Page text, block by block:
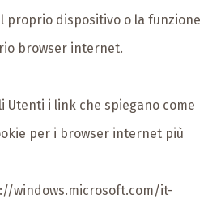
proprio dispositivo o la funzione
browser internet.
Utenti i link che spiegano come
per i browser internet più
windows.microsoft.com/it-